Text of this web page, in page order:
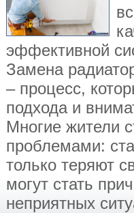
эффективной
Замена
– процесс,
подхода и
Многие жители
проблемами:
только теряют
могут стать
неприятных